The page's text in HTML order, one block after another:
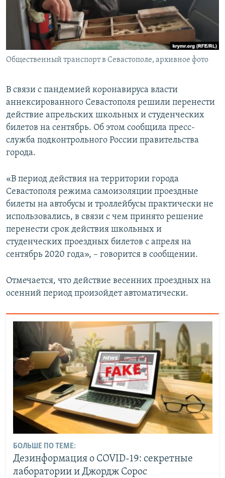
ПОБЕДИТЕЛЕЙ НЕ СУДЯТ?
КРЫМ.НЕПОКОРЕННЫЙ
ELIFBE
УКРАИНСКАЯ ПРОБЛЕМА КРЫМА
ПРИСОЕДИНЯЙТЕСЬ!
Общественный транспорт в Севастополе, архивное фото
В связи с пандемией коронавируса власти
аннексированного Севастополя решили перенести
действие апрельских школьных и студенческих
билетов на сентябрь. Об этом сообщила пресс-
служба подконтрольного России правительства
города.
«В период действия на территории города
Севастополя режима самоизоляции проездные
билеты на автобусы и троллейбусы практически не
использовались, в связи с чем принято решение
перенести срок действия школьных и
студенческих проездных билетов с апреля на
сентябрь 2020 года», – говорится в сообщении.
Отмечается, что действие весенних проездных на
осенний период произойдет автоматически.
БОЛЬШЕ ПО ТЕМЕ:
Дезинформация о COVID-19: секретные
лаборатории и Джордж Сорос